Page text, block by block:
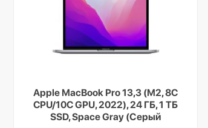
Apple MacBook Pro 13,3 (M2, 8C
CPU/10C GPU, 2022), 24 ГБ, 1 ТБ
SSD, Space Gray (Серый